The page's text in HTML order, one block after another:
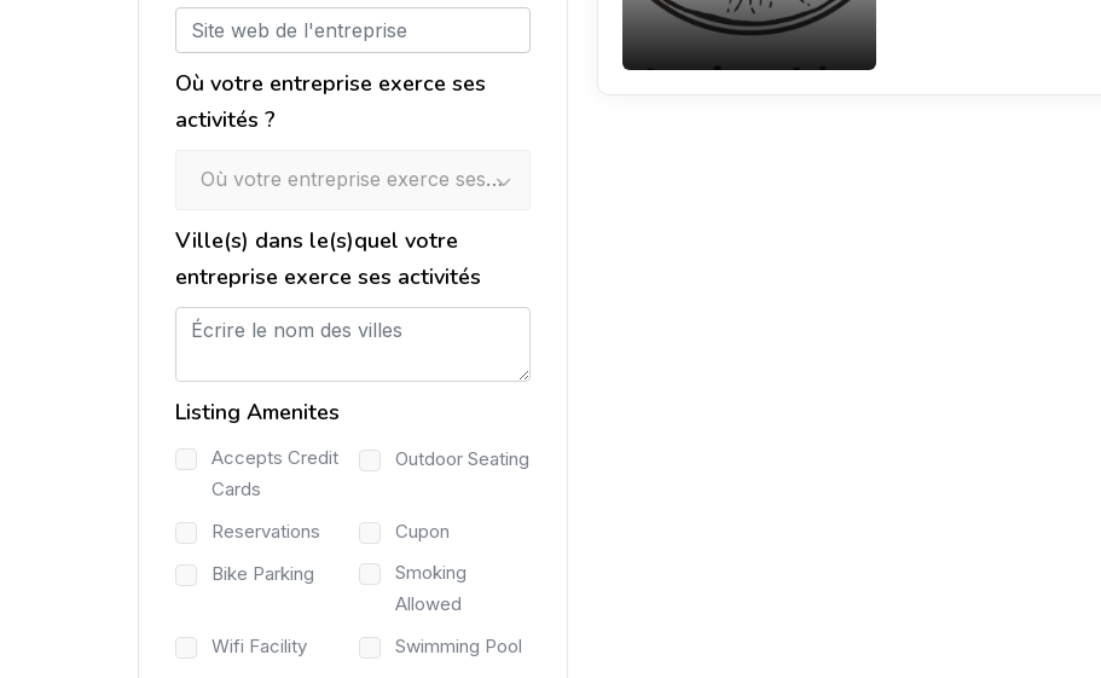
Où votre entreprise exerce ses
activités ?
Où votre entreprise exerce ses activités ?
Ville(s) dans le(s)quel votre
entreprise exerce ses activités
Listing Amenites
Accepts Credit
Cards
Outdoor Seating
Reservations
Cupon
Bike Parking
Smoking
Allowed
Wifi Facility
Swimming Pool